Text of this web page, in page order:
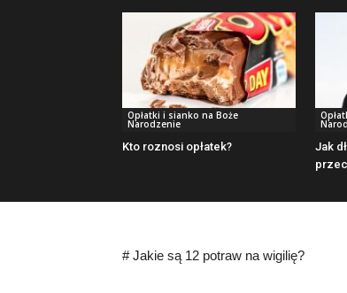
Opłatki i sianko na Boże
Narodzenie
Kto roznosi opłatek?
Jak
# Jakie są 12 potraw na wigilię?